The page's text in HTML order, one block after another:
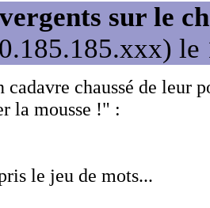
sur le
le
chaussé de leur
la mousse !" :
le jeu de mots...